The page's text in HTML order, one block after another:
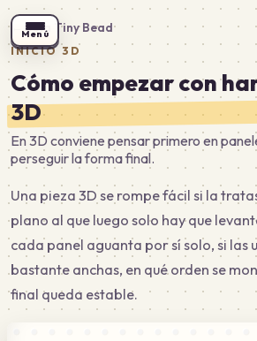
←Guía Tiny Bead
INICIO 3D
Cómo empezar con
3D
En 3D conviene pensar primero en
perseguir la forma final.
Una pieza 3D se rompe fácil si la
plano al que luego solo hay que
cada panel aguanta por sí solo, si las
bastante anchas, en qué orden se
final queda estable.
Menú